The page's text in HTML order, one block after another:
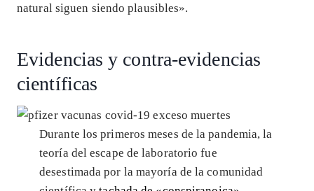
natural siguen siendo plausibles».
Evidencias y contra-evidencias
científicas
Durante los primeros meses de la pandemia, la
teoría del escape de laboratorio fue
desestimada por la mayoría de la comunidad